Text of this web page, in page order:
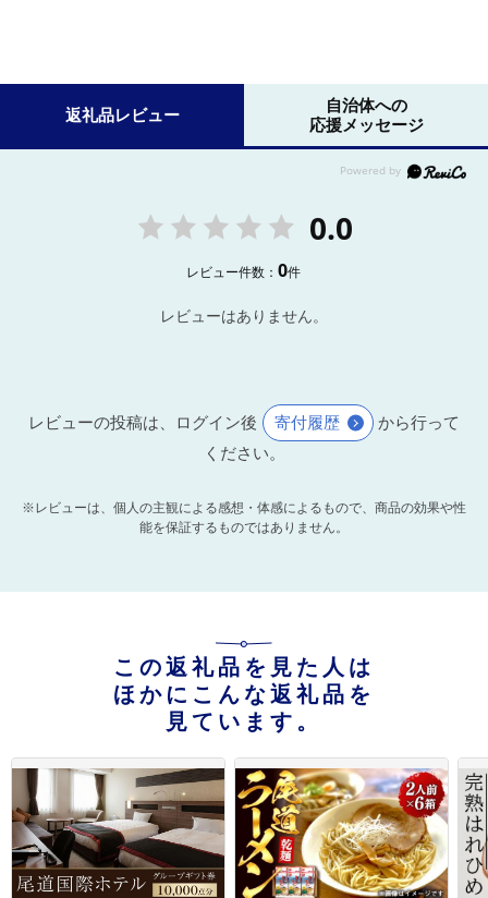
返礼品レビュー
自治体への
応援メッセージ
0.0
レビュー件数：0件
レビューはありません。
レビューの投稿は、ログイン後 寄付履歴
から行って
ください。
※レビューは、個人の主観による感想・体感によるもので、商品の効果や性
能を保証するものではありません。
この返礼品を見た人は
ほかにこんな返礼品を
見ています。